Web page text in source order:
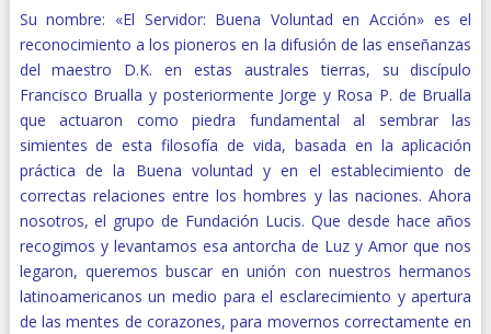
Su nombre: «El Servidor: Buena Voluntad en Acción» es el
reconocimiento a los pioneros en la difusión de las enseñanzas
del maestro D.K. en estas australes tierras, su discípulo
Francisco Brualla y posteriormente Jorge y Rosa P. de Brualla
que actuaron como piedra fundamental al sembrar las
simientes de esta filosofía de vida, basada en la aplicación
práctica de la Buena voluntad y en el establecimiento de
correctas relaciones entre los hombres y las naciones. Ahora
nosotros, el grupo de Fundación Lucis. Que desde hace años
recogimos y levantamos esa antorcha de Luz y Amor que nos
legaron, queremos buscar en unión con nuestros hermanos
latinoamericanos un medio para el esclarecimiento y apertura
de las mentes de corazones, para movernos correctamente en